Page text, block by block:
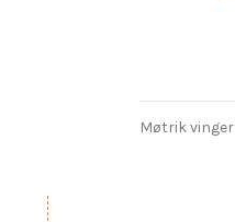
Møtrik vinger